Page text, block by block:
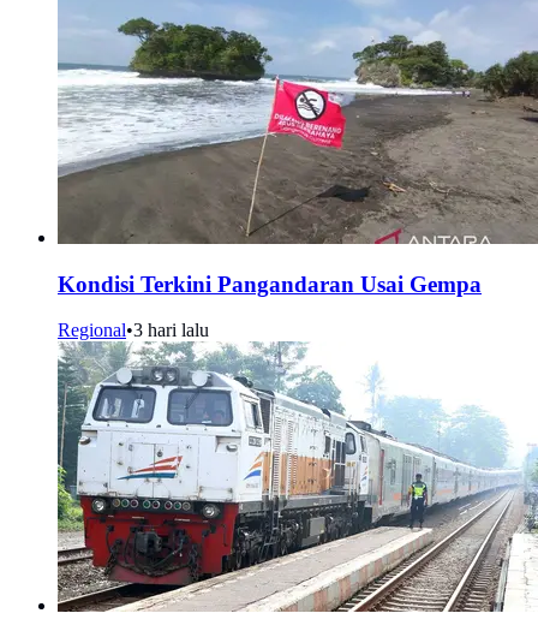
Kondisi Terkini Pangandaran Usai Gempa
Regional•3 hari lalu